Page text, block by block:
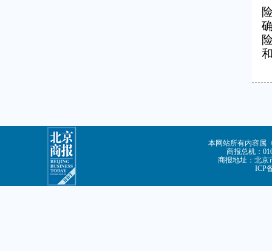
本网站所有内容属
商报总机：
商报地址：北京
ICP